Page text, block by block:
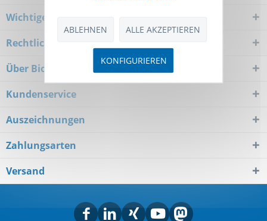
Wichtiger Hinweis
Rechtliches
Über Biomol
Kundenservice
Auszeichnungen
Zahlungsarten
Versand
ABLEHNEN ALLE AKZEPTIEREN
KONFIGURIEREN